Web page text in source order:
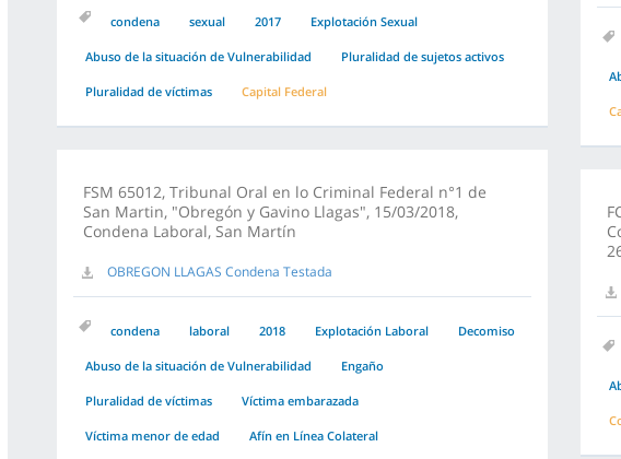
condena sexual 2017 Explotación Sexual
Abuso de la situación de Vulnerabilidad Pluralidad de sujetos activos
Pluralidad de víctimas Capital Federal
FSM 65012, Tribunal Oral en lo Criminal Federal n°1 de
San Martin, "Obregón y Gavino Llagas", 15/03/2018,
Condena Laboral, San Martín
OBREGON LLAGAS Condena Testada
condena laboral 2018 Explotación Laboral Decomiso
Abuso de la situación de Vulnerabilidad Engaño
Pluralidad de víctimas Víctima embarazada
Víctima menor de edad Afín en Línea Colateral